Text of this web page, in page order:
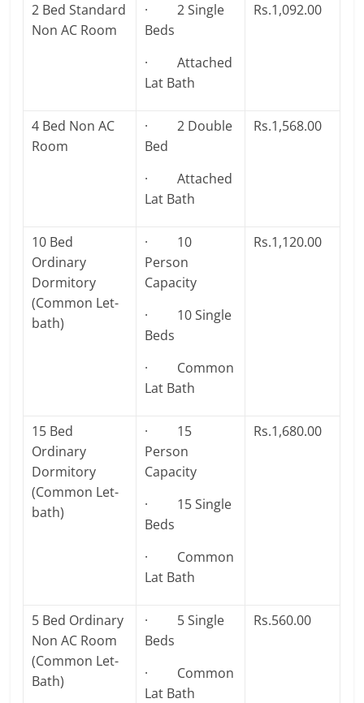
2 Bed Standard
Non AC Room
· 2 Single
Beds
· Attached
Lat Bath
Rs.1,092.00
4 Bed Non AC
Room
· 2 Double
Bed
· Attached
Lat Bath
Rs.1,568.00
10 Bed
Ordinary
Dormitory
(Common Let-
bath)
· 10
Person
Capacity
· 10 Single
Beds
· Common
Lat Bath
Rs.1,120.00
15 Bed
Ordinary
Dormitory
(Common Let-
bath)
· 15
Person
Capacity
· 15 Single
Beds
· Common
Lat Bath
Rs.1,680.00
5 Bed Ordinary
Non AC Room
(Common Let-
Bath)
· 5 Single
Beds
· Common
Lat Bath
Rs.560.00